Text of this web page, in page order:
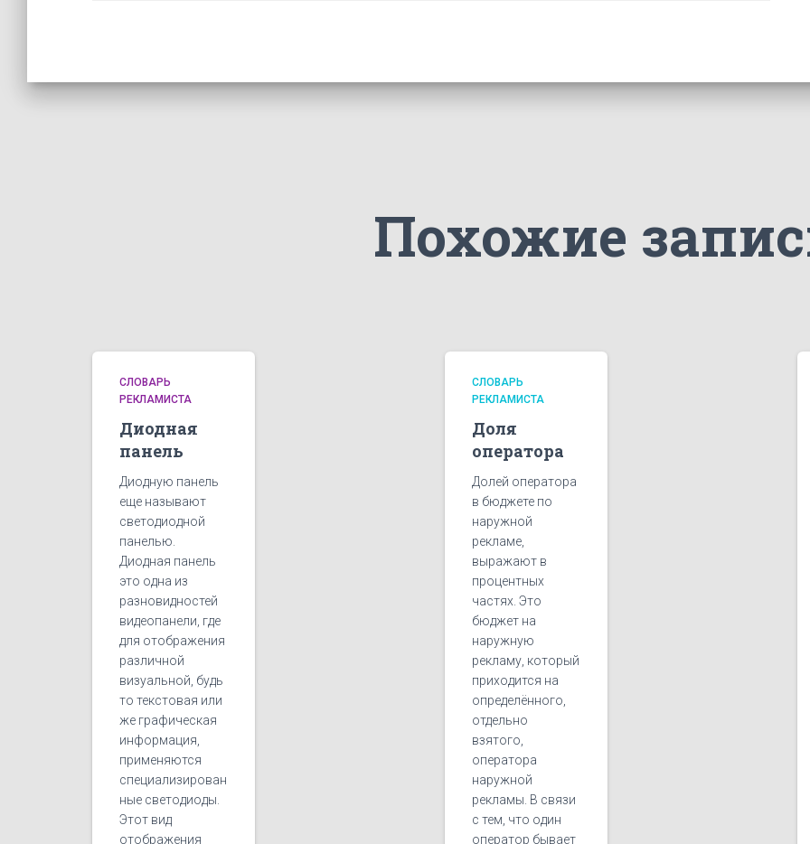
Похожие
СЛОВАРЬ
РЕКЛАМИСТА
Диодная
панель
Диодную панель
еще называют
светодиодной
панелью.
Диодная панель
это одна из
разновидностей
видеопанели, где
для отображения
различной
визуальной, будь
то текстовая или
же графическая
информация,
применяются
специализирован
ные светодиоды.
Этот вид
отображения
СЛОВАРЬ
РЕКЛАМИСТА
Доля
оператора
Долей оператора
в бюджете по
наружной
рекламе,
выражают в
процентных
частях. Это
бюджет на
наружную
рекламу, который
приходится на
определённого,
отдельно
взятого,
оператора
наружной
рекламы. В связи
с тем, что один
оператор бывает